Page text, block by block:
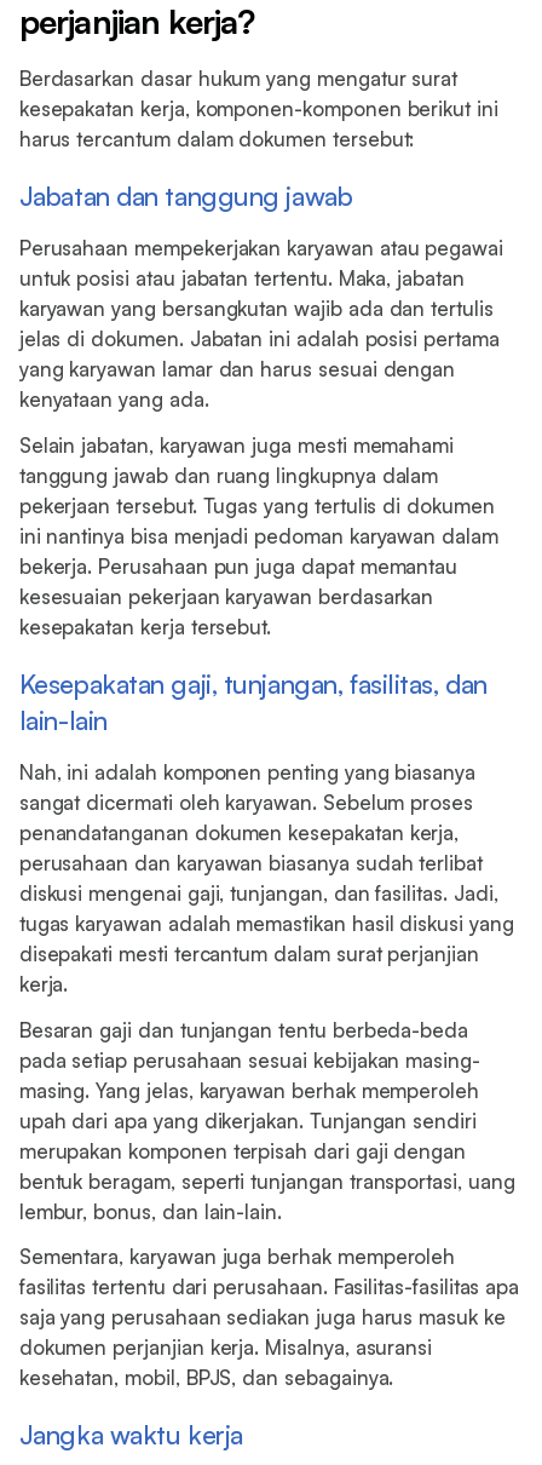
perjanjian kerja?
Berdasarkan dasar hukum yang mengatur surat
kesepakatan kerja, komponen-komponen berikut ini
harus tercantum dalam dokumen tersebut:
Jabatan dan tanggung jawab
Perusahaan mempekerjakan karyawan atau pegawai
untuk posisi atau jabatan tertentu. Maka, jabatan
karyawan yang bersangkutan wajib ada dan tertulis
jelas di dokumen. Jabatan ini adalah posisi pertama
yang karyawan lamar dan harus sesuai dengan
kenyataan yang ada.
Selain jabatan, karyawan juga mesti memahami
tanggung jawab dan ruang lingkupnya dalam
pekerjaan tersebut. Tugas yang tertulis di dokumen
ini nantinya bisa menjadi pedoman karyawan dalam
bekerja. Perusahaan pun juga dapat memantau
kesesuaian pekerjaan karyawan berdasarkan
kesepakatan kerja tersebut.
Kesepakatan gaji, tunjangan, fasilitas, dan
lain-lain
Nah, ini adalah komponen penting yang biasanya
sangat dicermati oleh karyawan. Sebelum proses
penandatanganan dokumen kesepakatan kerja,
perusahaan dan karyawan biasanya sudah terlibat
diskusi mengenai gaji, tunjangan, dan fasilitas. Jadi,
tugas karyawan adalah memastikan hasil diskusi yang
disepakati mesti tercantum dalam surat perjanjian
kerja.
Besaran gaji dan tunjangan tentu berbeda-beda
pada setiap perusahaan sesuai kebijakan masing-
masing. Yang jelas, karyawan berhak memperoleh
upah dari apa yang dikerjakan. Tunjangan sendiri
merupakan komponen terpisah dari gaji dengan
bentuk beragam, seperti tunjangan transportasi, uang
lembur, bonus, dan lain-lain.
Sementara, karyawan juga berhak memperoleh
fasilitas tertentu dari perusahaan. Fasilitas-fasilitas apa
saja yang perusahaan sediakan juga harus masuk ke
dokumen perjanjian kerja. Misalnya, asuransi
kesehatan, mobil, BPJS, dan sebagainya.
Jangka waktu kerja